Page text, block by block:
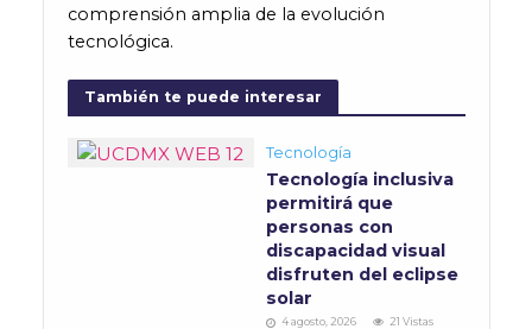
comprensión amplia de la evolución
tecnológica.
También te puede interesar
Tecnología
Tecnología inclusiva
permitirá que
personas con
discapacidad visual
disfruten del eclipse
solar
4 agosto, 2026 21 Vistas